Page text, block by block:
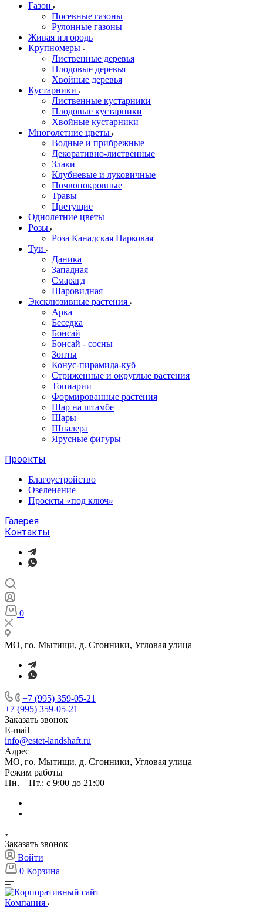
Газон
Посевные газоны
Рулонные газоны
Живая изгородь
Крупномеры
Лиственные деревья
Плодовые деревья
Хвойные деревья
Кустарники
Лиственные кустарники
Плодовые кустарники
Хвойные кустарники
Многолетние цветы
Водные и прибрежные
Декоративно-лиственные
Злаки
Клубневые и луковичные
Почвопокровные
Травы
Цветущие
Однолетние цветы
Розы
Роза Канадская Парковая
Туи
Даника
Западная
Смарагд
Шаровидная
Эксклюзивные растения
Арка
Беседка
Бонсай
Бонсай - сосны
Зонты
Конус-пирамида-куб
Стриженные и округлые растения
Топиарии
Формированные растения
Шар на штамбе
Шары
Шпалера
Ярусные фигуры
Проекты
Благоустройство
Озеленение
Проекты «под ключ»
Галерея
Контакты
0
МО, го. Мытищи, д. Сгонники, Угловая улица
+7 (995) 359-05-21
+7 (995) 359-05-21
Заказать звонок
E-mail
info@estet-landshaft.ru
Адрес
МО, го. Мытищи, д. Сгонники, Угловая улица
Режим работы
Пн. – Пт.: с 9:00 до 21:00
Заказать звонок
Войти
0 Корзина
Компания